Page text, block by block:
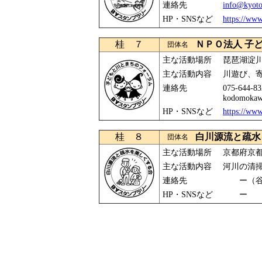
連絡先
HP・SNSなど
https://
桂 ７ 団体名 ＮＰＯ法人 子
主な活動場所
琵琶湖淀
主な活動内容
川遊び、
連絡先
075-644-
HP・SNSなど
https://
桂 ８ 団体名 白川源流と疏
主な活動場所
京都府京
主な活動内容
河川の清
連絡先
ー（谷
HP・SNSなど
ー